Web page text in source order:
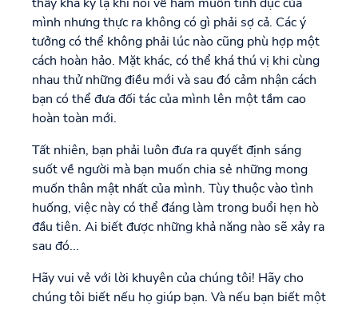
mình nhưng thực ra không có gì phải sợ cả. Các ý
tưởng có thể không phải lúc nào cũng phù hợp một
cách hoàn hảo. Mặt khác, có thể khá thú vị khi cùng
nhau thử những điều mới và sau đó cảm nhận cách
bạn có thể đưa đối tác của mình lên một tầm cao
hoàn toàn mới.
Tất nhiên, bạn phải luôn đưa ra quyết định sáng
suốt về người mà bạn muốn chia sẻ những mong
muốn thân mật nhất của mình. Tùy thuộc vào tình
huống, việc này có thể đáng làm trong buổi hẹn hò
đầu tiên. Ai biết được những khả năng nào sẽ xảy ra
sau đó...
Hãy vui vẻ với lời khuyên của chúng tôi! Hãy cho
chúng tôi biết nếu họ giúp bạn. Và nếu bạn biết một